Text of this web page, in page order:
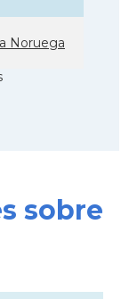
Noruega
sobre